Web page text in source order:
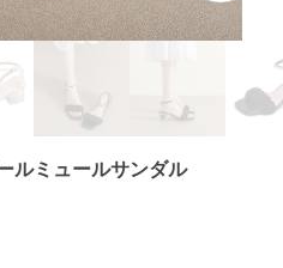
ルミュールサンダル